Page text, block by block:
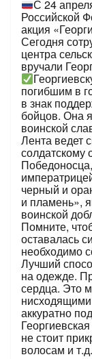
С 24
Российской
акция
Сегодня
центра
вручали
погибшим в
в знак
бойцов. Она
воинской
Лента ведет
солдатскому
черный и
и пламень»,
воинской
Помните,
оставалась
необходимо
Лучший
на одежде.
сердца. Это
аккуратно
не стоит
волосам и т.д.